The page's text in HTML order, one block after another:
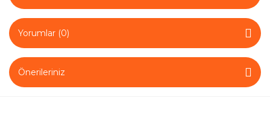
Yorumlar (0)
Önerileriniz